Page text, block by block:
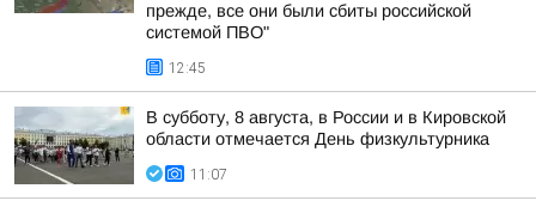
прежде, все они были сбиты российской
системой ПВО"
12:45
В субботу, 8 августа, в России и в Кировской
области отмечается День физкультурника
11:07